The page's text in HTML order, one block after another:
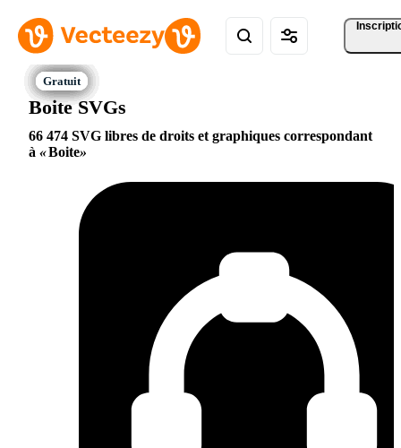
Boite SVGs
66 474 SVG libres de droits et graphiques correspondant
à
Boite